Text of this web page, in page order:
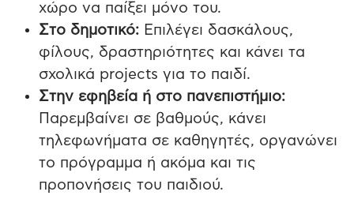
χώρο να παίξει μόνο του.
Στο δημοτικό:Επιλέγει δασκάλους,
φίλους, δραστηριότητες και κάνει τα
σχολικά projects για το παιδί.
Στην εφηβεία ή στο πανεπιστήμιο:
Παρεμβαίνει σε βαθμούς, κάνει
τηλεφωνήματα σε καθηγητές, οργανώνει
το πρόγραμμα ή ακόμα και τις
προπονήσεις του παιδιού.